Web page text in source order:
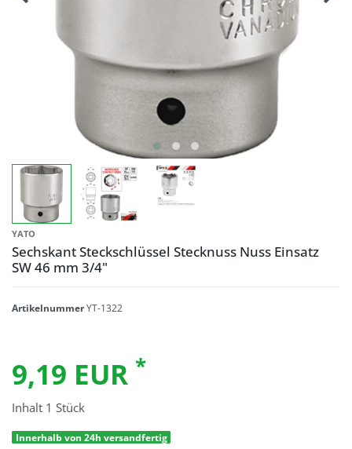
YATO
Sechskant Steckschlüssel Stecknuss Nuss Einsatz
SW 46 mm 3/4"
ArtikelnummerYT-1322
9,19 EUR *
Inhalt 1 Stück
Innerhalb von 24h versandfertig